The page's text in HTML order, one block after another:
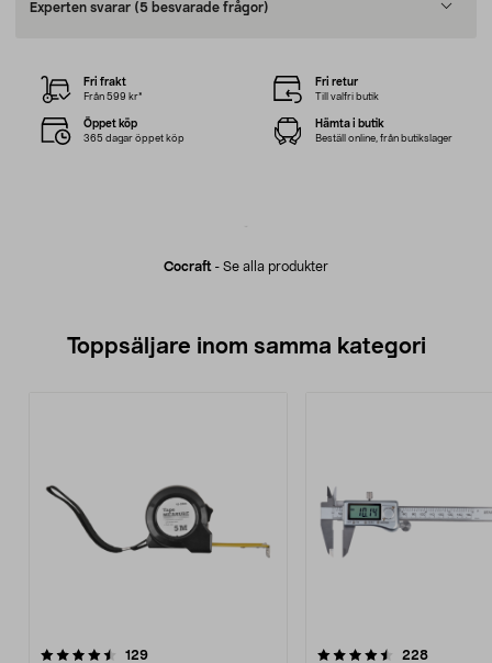
Experten svarar (5 besvarade frågor)
Cocraft - Se alla produkter
Fri frakt
Från 599 kr*
Fri retur
Till valfri butik
Öppet köp
365 dagar öppet köp
Hämta i butik
Beställ online, från butikslager
Toppsäljare inom samma kategori
129recensioner
4.5 av 5 stjärnor 228
4.5 av 5 stjärnor